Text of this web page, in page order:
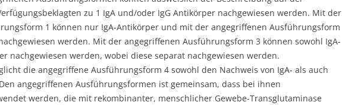
zu 1 IgA und/oder IgG Antikörper nachgewiesen werden. Mit der
1 können nur IgA-Antikörper und mit der angegriffenen Ausführungsform
werden. Mit der angegriffenen Ausführungsform 3 können sowohl IgA-
nachgewiesen werden, wobei diese separat nachgewiesen werden.
die angegriffene Ausführungsform 4 sowohl den Nachweis von IgA- als auch
angegriffenen Ausführungsformen ist gemeinsam, dass bei ihnen
werden, die mit rekombinanter, menschlicher Gewebe-Transglutaminase